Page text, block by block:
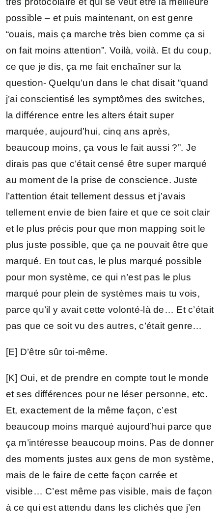
possible – et puis maintenant, on est genre
“ouais, mais ça marche très bien comme ça si
on fait moins attention”. Voilà, voilà. Et du coup,
ce que je dis, ça me fait enchaîner sur la
question- Quelqu’un dans le chat disait “quand
j’ai conscientisé les symptômes des switches,
la différence entre les alters était super
marquée, aujourd’hui, cinq ans après,
beaucoup moins, ça vous le fait aussi ?”. Je
dirais pas que c’était censé être super marqué
au moment de la prise de conscience. Juste
l’attention était tellement dessus et j’avais
tellement envie de bien faire et que ce soit clair
et le plus précis pour que mon mapping soit le
plus juste possible, que ça ne pouvait être que
marqué. En tout cas, le plus marqué possible
pour mon système, ce qui n’est pas le plus
marqué pour plein de systèmes mais tu vois,
parce qu’il y avait cette volonté-là de… Et c’était
pas que ce soit vu des autres, c’était genre…
[E] D’être sûr toi-même.
[K] Oui, et de prendre en compte tout le monde
et ses différences pour ne léser personne, etc.
Et, exactement de la même façon, c’est
beaucoup moins marqué aujourd’hui parce que
ça m’intéresse beaucoup moins. Pas de donner
des moments justes aux gens de mon système,
mais de le faire de cette façon carrée et
visible… C’est même pas visible, mais de façon
à ce qui est attendu dans les clichés que j’en